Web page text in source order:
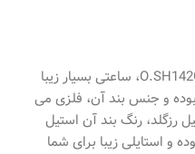
ساعت اورینتال مردانه کد O.SH142G-0026، ساعتی بسیار زیبا
بوده و جنس بند آن، فلزی می
رزگلد، رنگ بند آن استیل
و استایلی زیبا برای شما